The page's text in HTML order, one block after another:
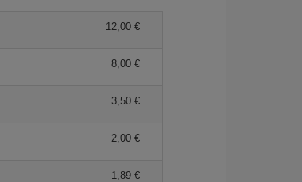
12,00 €
8,00 €
3,50 €
2,00 €
1,89 €